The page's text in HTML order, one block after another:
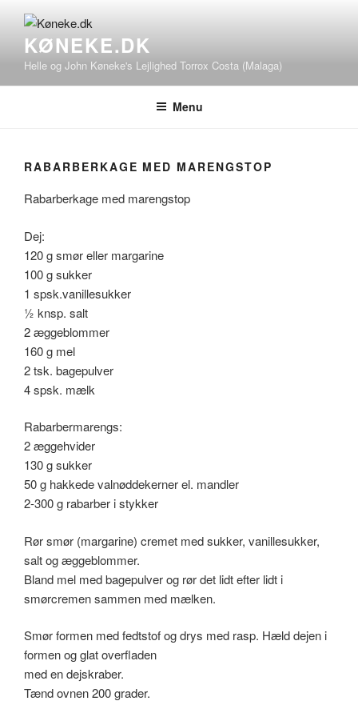
indholdKØNEKE.DK
Helle og John Køneke's Lejlighed Torrox Costa (Malaga)
Menu
RABARBERKAGE MED MARENGSTOP
Rabarberkage med marengstop
Dej:
120 g smør eller margarine
100 g sukker
1 spsk.vanillesukker
½ knsp. salt
2 æggeblommer
160 g mel
2 tsk. bagepulver
4 spsk. mælk
Rabarbermarengs:
2 æggehvider
130 g sukker
50 g hakkede valnøddekerner el. mandler
2-300 g rabarber i stykker
Rør smør (margarine) cremet med sukker, vanillesukker,
salt og æggeblommer.
Bland mel med bagepulver og rør det lidt efter lidt i
smørcremen sammen med mælken.
Smør formen med fedtstof og drys med rasp. Hæld dejen i
formen og glat overfladen
med en dejskraber.
Tænd ovnen 200 grader.